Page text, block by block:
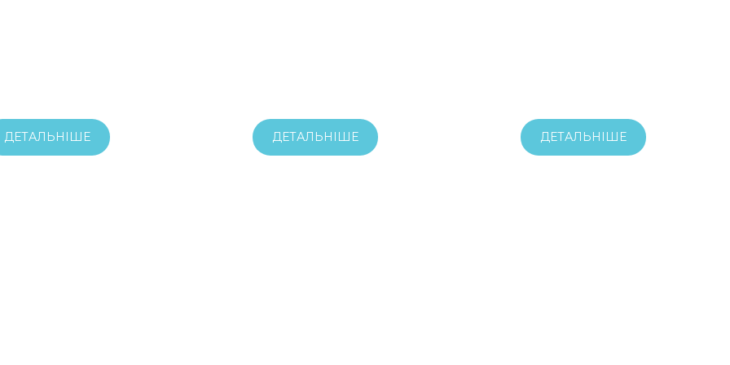
ДЕТАЛЬНІШЕ ДЕТАЛЬНІШЕ ДЕТАЛЬНІШЕ